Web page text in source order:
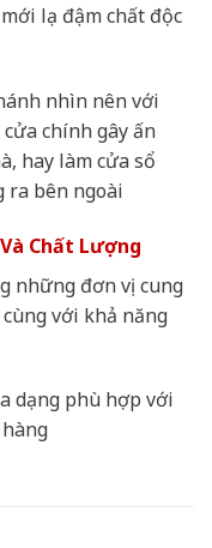
lạ đậm chất độc
nhìn nên với
chính gây ấn
hay làm cửa sổ
ra bên ngoài
Chất Lượng
những đơn vị cung
với khả năng
dạng phù hợp với